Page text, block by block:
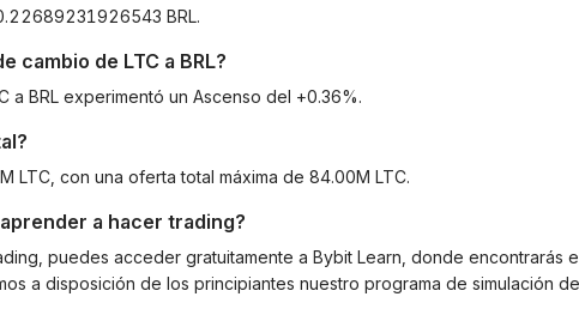
BRL.
cambio de LTC a BRL?
a BRL experimentó un Ascenso del +0.36%.
LTC, con una oferta total máxima de 84.00M LTC.
a hacer trading?
puedes acceder gratuitamente a Bybit Learn, donde encontrarás
a disposición de los principiantes nuestro programa de simulación